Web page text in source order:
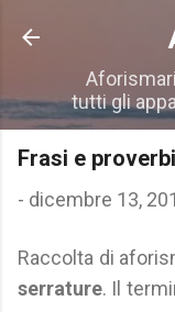
tutti gli
Frasi e
- dicembre 13,
Raccolta di
serrature. Il